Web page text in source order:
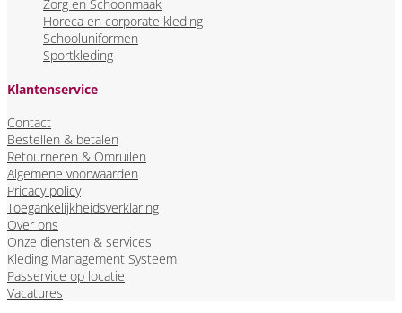
Zorg en Schoonmaak
Horeca en corporate kleding
Schooluniformen
Sportkleding
Klantenservice
Contact
Bestellen & betalen
Retourneren & Omruilen
Algemene voorwaarden
Pricacy policy
Toegankelijkheidsverklaring
Over ons
Onze diensten & services
Kleding Management Systeem
Passervice op locatie
Vacatures